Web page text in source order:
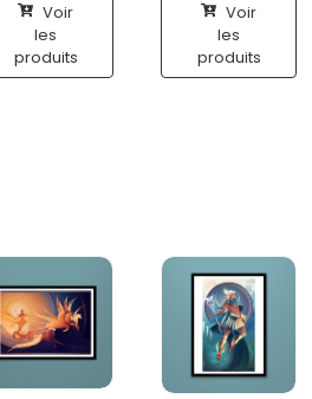
Voir
les
produits
Voir
les
produits